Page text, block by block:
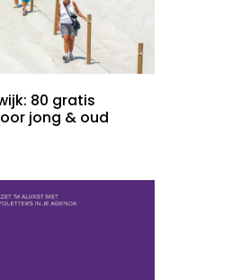
80 gratis
jong & oud